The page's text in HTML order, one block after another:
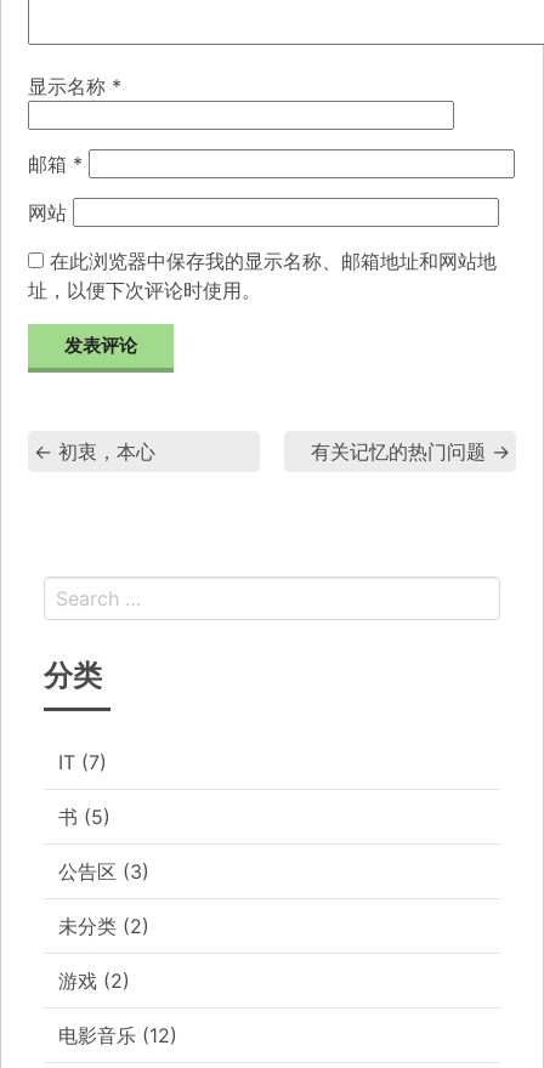
显示名称 *
邮箱 *
网站
在此浏览器中保存我的显示名称、邮箱地址和网站地
址，以便下次评论时使用。
← 初衷，本心 有关记忆的热门问题 →
分类
IT (7)
书 (5)
公告区 (3)
未分类 (2)
游戏 (2)
电影音乐 (12)